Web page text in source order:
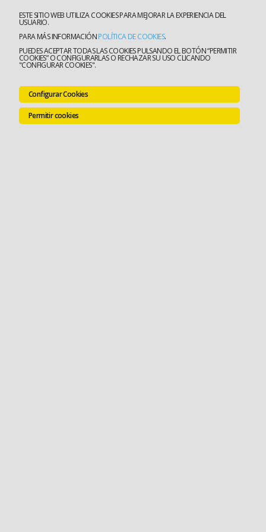
ESTE SITIO WEB UTILIZA COOKIES PARA MEJORAR LA EXPERIENCIA DEL
USUARIO.
PARA MÁS INFORMACIÓNPOLÍTICA DE COOKIES.
PUEDES ACEPTAR TODAS LAS COOKIES PULSANDO EL BOTÓN “PERMITIR
COOKIES” O CONFIGURARLAS O RECHAZAR SU USO CLICANDO
"CONFIGURAR COOKIES".
Configurar Cookies
Permitir cookies